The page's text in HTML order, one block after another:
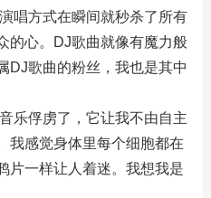
唱方式在瞬间就秒杀了所有
的心。DJ歌曲就像有魔力般
DJ歌曲的粉丝，我也是其中
乐俘虏了，它让我不由自主
我感觉身体里每个细胞都在
片一样让人着迷。我想我是